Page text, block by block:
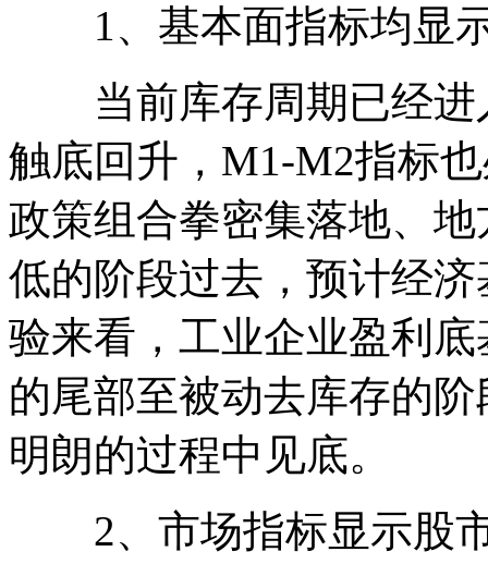
1、基本面指标均显
当前库存周期已经进
触底回升，M1-M2指标
政策组合拳密集落地、
低的阶段过去，预计经
验来看，工业企业盈利
的尾部至被动去库存的
明朗的过程中见底。
2、市场指标显示股市